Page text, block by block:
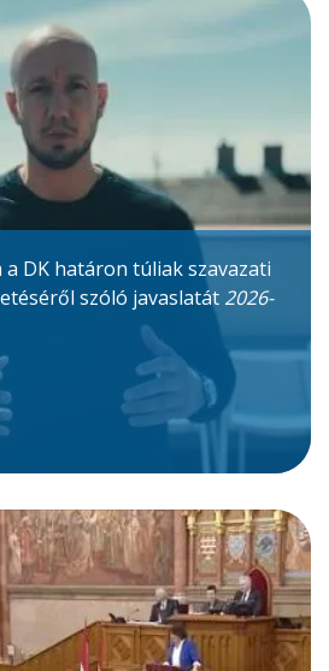
a DK határon túliak szavazati
szóló javaslatát 2026-